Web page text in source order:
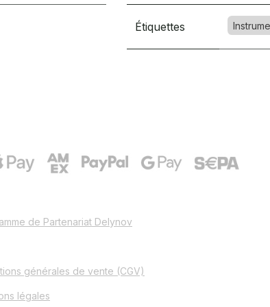
Étiquettes
de Partenariat Delynov
générales de vente (CGV)
légales